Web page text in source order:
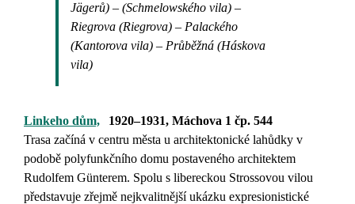
Jägerů) – (Schmelowského vila) –
Riegrova (Riegrova) – Palackého
(Kantorova vila) – Průběžná (Háskova
vila)
Linkeho dům,
1920–1931, Máchova 1 čp. 544
Trasa začíná v centru města u architektonické lahůdky v
podobě polyfunkčního domu postaveného architektem
Rudolfem Günterem. Spolu s libereckou Strossovou vilou
představuje zřejmě nejkvalitnější ukázku expresionistické